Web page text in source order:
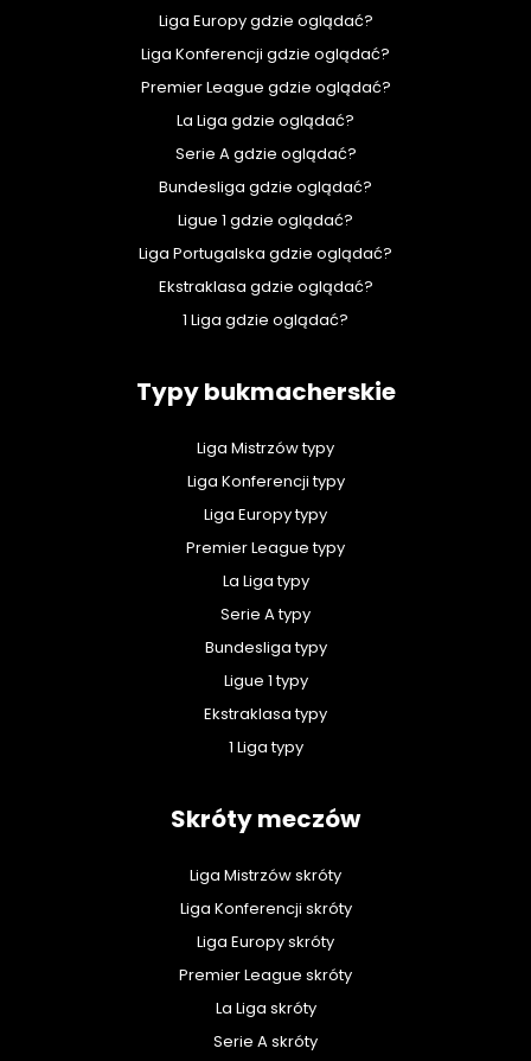
Liga Europy gdzie oglądać?
Liga Konferencji gdzie oglądać?
Premier League gdzie oglądać?
La Liga gdzie oglądać?
Serie A gdzie oglądać?
Bundesliga gdzie oglądać?
Ligue 1 gdzie oglądać?
Liga Portugalska gdzie oglądać?
Ekstraklasa gdzie oglądać?
1 Liga gdzie oglądać?
Typy bukmacherskie
Liga Mistrzów typy
Liga Konferencji typy
Liga Europy typy
Premier League typy
La Liga typy
Serie A typy
Bundesliga typy
Ligue 1 typy
Ekstraklasa typy
1 Liga typy
Skróty meczów
Liga Mistrzów skróty
Liga Konferencji skróty
Liga Europy skróty
Premier League skróty
La Liga skróty
Serie A skróty